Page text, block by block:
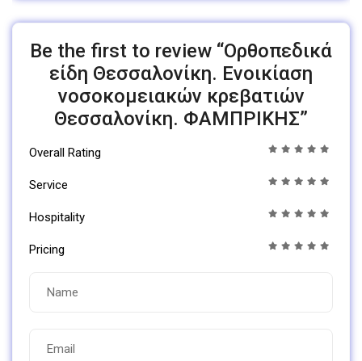
Be the first to review “Ορθοπεδικά
είδη Θεσσαλονίκη. Ενοικίαση
νοσοκομειακών κρεβατιών
Θεσσαλονίκη. ΦΑΜΠΡΙΚΗΣ”
Overall Rating
Service
Hospitality
Pricing